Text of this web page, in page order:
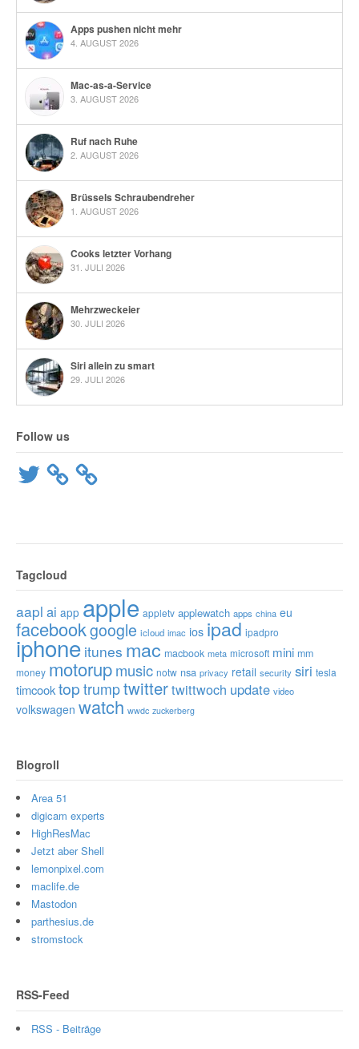
Apps pushen nicht mehr
4. AUGUST 2026
Mac-as-a-Service
3. AUGUST 2026
Ruf nach Ruhe
2. AUGUST 2026
Brüssels Schraubendreher
1. AUGUST 2026
Cooks letzter Vorhang
31. JULI 2026
Mehrzweckeier
30. JULI 2026
Siri allein zu smart
29. JULI 2026
Follow us
Twitter
Tagcloud
aapl ai app apple appletv applewatch apps china eu
facebookgoogle icloud imac ios ipad ipadpro
iphone itunes mac macbook meta microsoft mini mm
money motorupmusic notw nsa privacy retail security siri tesla
timcooktop trumptwittertwittwoch update video
volkswagen watch wwdc zuckerberg
Blogroll
Area 51
digicam experts
HighResMac
Jetzt aber Shell
lemonpixel.com
maclife.de
Mastodon
parthesius.de
stromstock
RSS-Feed
RSS - Beiträge